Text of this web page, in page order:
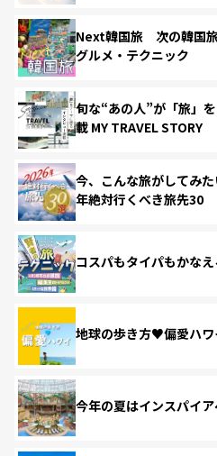
Next韓国旅 次の韓国旅
グルメ・テクニック
旬な“あの人”が「旅」
載 MY TRAVEL STORY
今、こんな旅がしてみ
年絶対行くべき旅先30
コスパもタイパもかな
地球の歩き方♥偏愛ハワ
今年の夏はインスパイア